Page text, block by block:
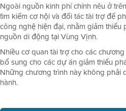
Ngoài nguồn kinh phí chính nêu ở
tìm kiếm cơ hội và đối tác tài trợ để
công nghệ hiện đại, nhằm giảm
nguồn di động tại Vùng Vịnh.
Nhiều cơ quan tài trợ cho các
bổ sung cho các dự án giảm thiểu
Những chương trình này không phải
hành.